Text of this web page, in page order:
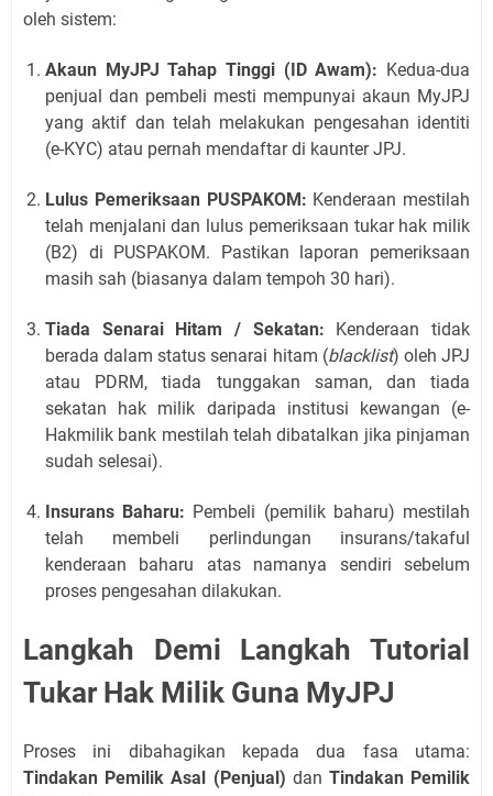
oleh sistem:
Akaun MyJPJ Tahap Tinggi (ID Awam): Kedua-dua
penjual dan pembeli mesti mempunyai akaun MyJPJ
yang aktif dan telah melakukan pengesahan identiti
(e-KYC) atau pernah mendaftar di kaunter JPJ.
Lulus Pemeriksaan PUSPAKOM: Kenderaan mestilah
telah menjalani dan lulus pemeriksaan tukar hak milik
(B2) di PUSPAKOM. Pastikan laporan pemeriksaan
masih sah (biasanya dalam tempoh 30 hari).
Tiada Senarai Hitam / Sekatan: Kenderaan tidak
berada dalam status senarai hitam (blacklist) oleh JPJ
atau PDRM, tiada tunggakan saman, dan tiada
sekatan hak milik daripada institusi kewangan (e-
Hakmilik bank mestilah telah dibatalkan jika pinjaman
sudah selesai).
Insurans Baharu: Pembeli (pemilik baharu) mestilah
telah membeli perlindungan insurans/takaful
kenderaan baharu atas namanya sendiri sebelum
proses pengesahan dilakukan.
Langkah Demi Langkah Tutorial
Tukar Hak Milik Guna MyJPJ
Proses ini dibahagikan kepada dua fasa utama:
Tindakan Pemilik Asal (Penjual) dan Tindakan Pemilik